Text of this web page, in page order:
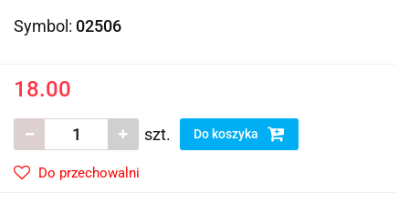
Symbol: 02506
18.00
szt. Do koszyka
Do przechowalni